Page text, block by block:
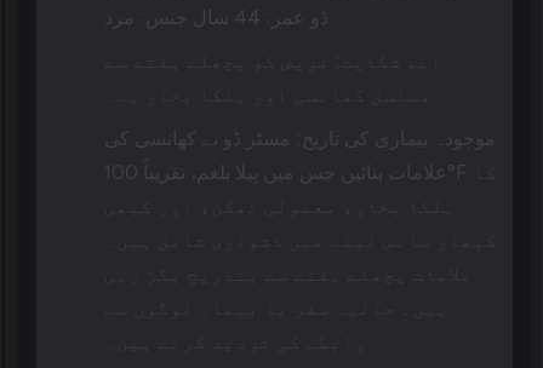
ڈو عمر: 44 سال جنس: مرد
اہم شکایت: مریض کو پچھلے ہفتے سے
مسلسل کھانسی اور ہلکا بخار ہے۔
موجودہ بیماری کی تاریخ: مسٹر ڈو نے کھانسی کی
علامات بتائیں جس میں پیلا بلغم، تقریباً 100°F کا
ہلکا بخار، معمولی تھکن، اور کبھی
کبھار سانس لینے میں دشواری شامل ہیں۔
علامات پچھلے ہفتے سے بتدریج بگڑ رہی
ہیں۔ حالیہ سفر یا بیمار لوگوں سے
رابطے کی تردید کرتے ہیں۔